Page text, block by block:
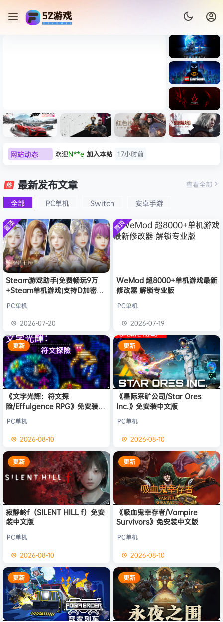
虚拟机版/Assassin’s Creed
HYPERVISOR》免安装中文
版
《识质存
在/PRAG
MATA》
免安装中
文版
《乐高蝙
蝠侠：黑
暗骑士之
Dark
Creed
拟机
速：地平
线
6（Forza
Horizon
6）免安装
中文版
心/Atomi
c
Heart》
文版
n Desert
HYPERVI
SOR）免
安装中文
版
9：安魂
Requiem
）免安装
中文版
网站动态 欢迎N**e 加入本站 17小时前
欢迎 兔****
欢迎q********6
大**颠
签到获取 点积分 8月8日
欢迎我*的 加入本站
8月8日
欢迎D****Z 加入本站 8月7日
欢迎有*酱 加入本站
e******i 签到获取
欢迎Q*H 加入本站
8月6日
欢迎2**0 加入本站
10小时前
加入本站 15小时前
17小时前
最新发布文章
全部 PC单机 Switch 安卓手游
查看全部
置顶
Steam游戏助手|免费畅玩9万
+Steam单机游戏|支持D加密以
PC单机
2026-07-20
置顶
WeMod 超8000+单机游戏最新
修改器 解锁专业版
PC单机
2026-07-19
更新
《文字光辉：符文探
险/Effulgence RPG》免安装中
PC单机
2026-08-10
更新
《星际采矿公司/Star Ores
Inc.》免安装中文版
PC单机
2026-08-10
更新
寂静岭f（SILENT HILL f）免安
装中文版
PC单机
2026-08-10
更新
《吸血鬼幸存者/Vampire
Survivors》免安装中文版
PC单机
2026-08-10
更新 更新